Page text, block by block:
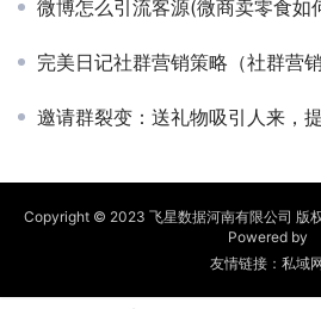
微博怎么引流客源(微商卖零食如何通过微博
完美日记社群营销策略（社群营销
邀请群裂变：送礼物吸引人来，
Copyright © 2023 飞星数据河南有限公司 版
Powered by
友情链接： 私域